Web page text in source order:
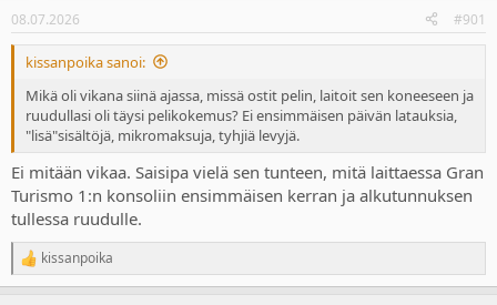
u
n
a
l
o
i
t
t
a
j
a
ä
m
ä
ä
r
ä
08.07.2026 #901
kissanpoika sanoi:
Mikä oli vikana siinä ajassa, missä ostit pelin, laitoit sen koneeseen ja
ruudullasi oli täysi pelikokemus? Ei ensimmäisen päivän latauksia,
"lisä"sisältöjä, mikromaksuja, tyhjiä levyjä.
Ei mitään vikaa. Saisipa vielä sen tunteen, mitä laittaessa Gran
Turismo 1:n konsoliin ensimmäisen kerran ja alkutunnuksen
tullessa ruudulle.
R
e
kissanpoika